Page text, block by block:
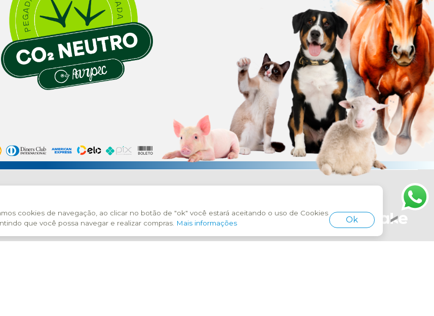
cookies de navegação, ao clicar no botão de "ok" você estará aceitando o uso de Cookies
que você possa navegar e realizar compras. Mais informações Ok
descontos e parcerias expostos aqui não são cumulativos. Preços e condições de
As fotos, textos e layout aqui veiculados são de propriedade da Avipec. É proibida a
e parcial sem nossa autorização.